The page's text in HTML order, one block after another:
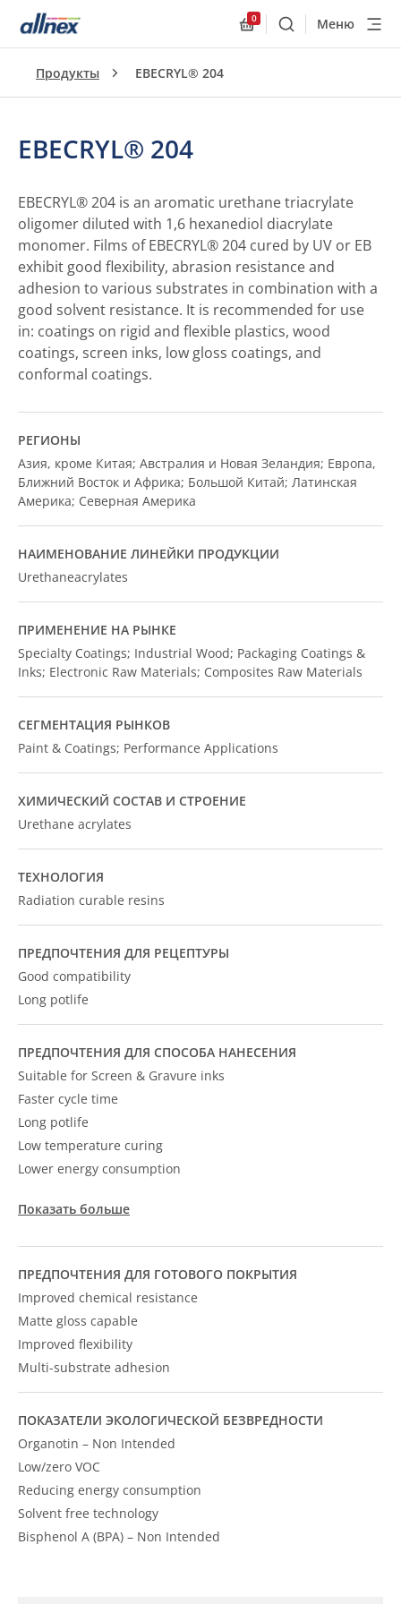
0
ПоискМеню
Продукты EBECRYL® 204
EBECRYL® 204
EBECRYL® 204 is an aromatic urethane triacrylate
oligomer diluted with 1,6 hexanediol diacrylate
monomer. Films of EBECRYL® 204 cured by UV or EB
exhibit good flexibility, abrasion resistance and
adhesion to various substrates in combination with a
good solvent resistance. It is recommended for use
in: coatings on rigid and flexible plastics, wood
coatings, screen inks, low gloss coatings, and
conformal coatings.
РЕГИОНЫ
Азия, кроме Китая; Австралия и Новая Зеландия; Европа,
Ближний Восток и Африка; Большой Китай; Латинская
Америка; Северная Америка
НАИМЕНОВАНИЕ ЛИНЕЙКИ ПРОДУКЦИИ
Urethaneacrylates
ПРИМЕНЕНИЕ НА РЫНКЕ
Specialty Coatings; Industrial Wood; Packaging Coatings &
Inks; Electronic Raw Materials; Composites Raw Materials
СЕГМЕНТАЦИЯ РЫНКОВ
Paint & Coatings; Performance Applications
ХИМИЧЕСКИЙ СОСТАВ И СТРОЕНИЕ
Urethane acrylates
ТЕХНОЛОГИЯ
Radiation curable resins
ПРЕДПОЧТЕНИЯ ДЛЯ РЕЦЕПТУРЫ
Good compatibility
Long potlife
ПРЕДПОЧТЕНИЯ ДЛЯ СПОСОБА НАНЕСЕНИЯ
Suitable for Screen & Gravure inks
Faster cycle time
Long potlife
Low temperature curing
Lower energy consumption
Показать больше
ПРЕДПОЧТЕНИЯ ДЛЯ ГОТОВОГО ПОКРЫТИЯ
Improved chemical resistance
Matte gloss capable
Improved flexibility
Multi-substrate adhesion
ПОКАЗАТЕЛИ ЭКОЛОГИЧЕСКОЙ БЕЗВРЕДНОСТИ
Organotin – Non Intended
Low/zero VOC
Reducing energy consumption
Solvent free technology
Bisphenol A (BPA) – Non Intended